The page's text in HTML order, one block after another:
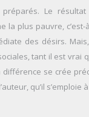
Le résultat
la plus pauvre,
des désirs.
tant il est vrai
se crée
qu’il